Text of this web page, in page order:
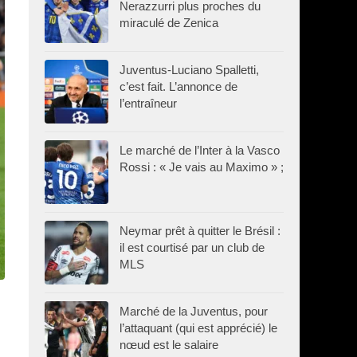
Nerazzurri plus proches du
miraculé de Zenica
Juventus-Luciano Spalletti,
c’est fait. L’annonce de
l’entraîneur
Le marché de l’Inter à la Vasco
Rossi : « Je vais au Maximo » ;
Neymar prêt à quitter le Brésil :
il est courtisé par un club de
MLS
Marché de la Juventus, pour
l’attaquant (qui est apprécié) le
nœud est le salaire